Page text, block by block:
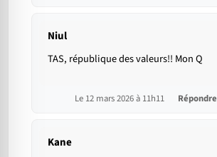
Niul
TAS, république des valeurs!! Mon Q
Le 12 mars 2026 à 11h11 Répondre
Kane